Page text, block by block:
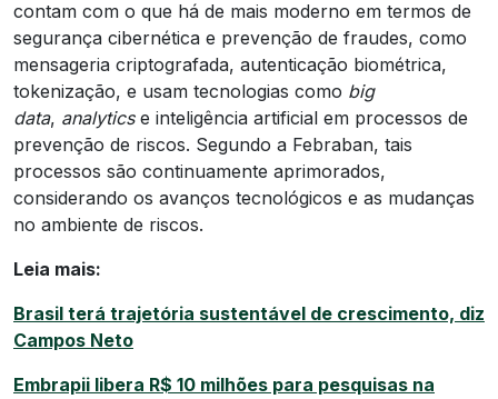
contam com o que há de mais moderno em termos de
segurança cibernética e prevenção de fraudes, como
mensageria criptografada, autenticação biométrica,
tokenização, e usam tecnologias como big
data, analyticse inteligência artificial em processos de
prevenção de riscos. Segundo a Febraban, tais
processos são continuamente aprimorados,
considerando os avanços tecnológicos e as mudanças
no ambiente de riscos.
Leia mais:
Brasil terá trajetória sustentável de crescimento, diz
Campos Neto
Embrapii libera R$ 10 milhões para pesquisas na